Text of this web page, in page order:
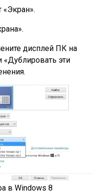
«Экран».
дисплей ПК на
«Дублировать эти
в Windows 8